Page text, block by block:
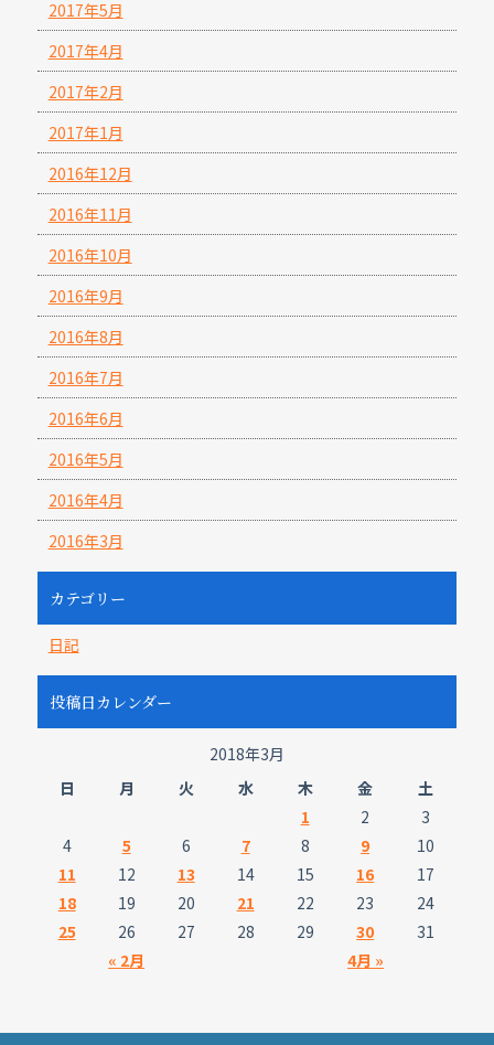
2017年5月
2017年4月
2017年2月
2017年1月
2016年12月
2016年11月
2016年10月
2016年9月
2016年8月
2016年7月
2016年6月
2016年5月
2016年4月
2016年3月
カテゴリー
日記
投稿日カレンダー
2018年3月
日
月 火 水 木 金 土
« 2月 4月 »
1 2
3
4
5 6 7 8 9
10
11
12 13 14 15 16
17
18
19 20 21 22 23
24
25
26 27 28 29 30 31